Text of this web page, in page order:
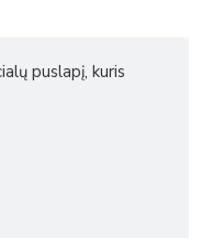
puslapį, kuris